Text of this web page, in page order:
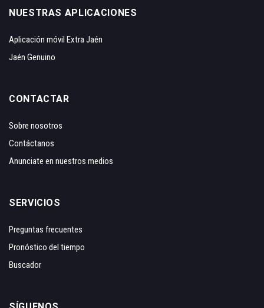
NUESTRAS APLICACIONES
Aplicación móvil Extra Jaén
Jaén Genuino
CONTACTAR
Sobre nosotros
Contáctanos
Anunciate en nuestros medios
SERVICIOS
Preguntas frecuentes
Pronóstico del tiempo
Buscador